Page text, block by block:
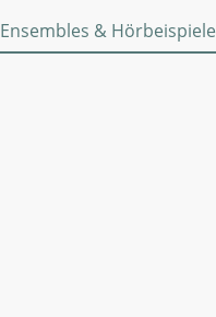
Ensembles & Hörbeispiele